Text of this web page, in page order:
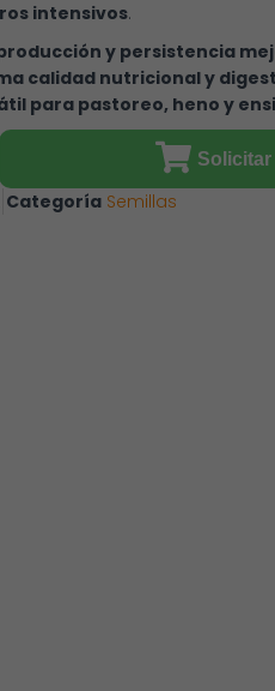
intensivos.
y persistencia
calidad nutricional y
para pastoreo, heno y
Categoría Semillas